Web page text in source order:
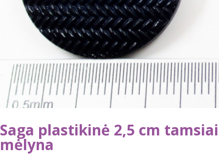
Saga plastikinė 2,5 cm tamsiai
mėlyna